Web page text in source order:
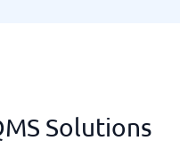
Solutions